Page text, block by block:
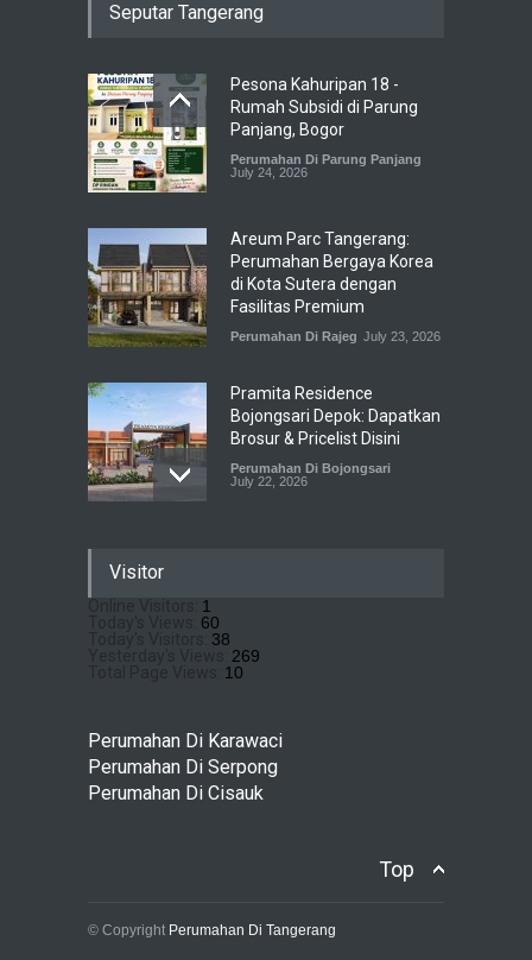
Seputar Tangerang
Pesona Kahuripan 18 -
Rumah Subsidi di Parung
Panjang, Bogor
Perumahan Di Parung Panjang
July 24, 2026
Areum Parc Tangerang:
Perumahan Bergaya Korea
di Kota Sutera dengan
Fasilitas Premium
Perumahan Di Rajeg July 23, 2026
Pramita Residence
Bojongsari Depok: Dapatkan
Brosur & Pricelist Disini
Perumahan Di Bojongsari
July 22, 2026
Nuansa Resort di Gading
Serpong
Perumahan Di Serpong
Visitor
1
60
38
269
10
Perumahan Di Karawaci
Perumahan Di Serpong
Perumahan Di Cisauk
Top
© Copyright Perumahan Di Tangerang